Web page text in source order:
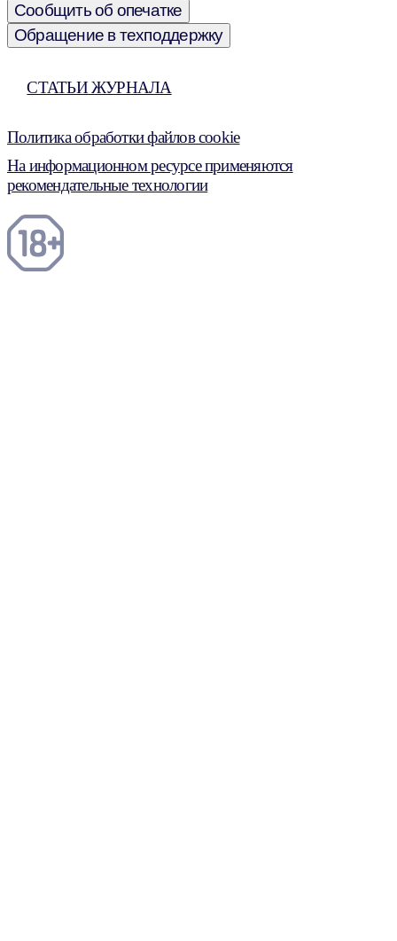
Сообщить об опечатке
Обращение в техподдержку
СТАТЬИ ЖУРНАЛА
Политика обработки файлов cookie
На информационном ресурсе применяются
рекомендательные технологии